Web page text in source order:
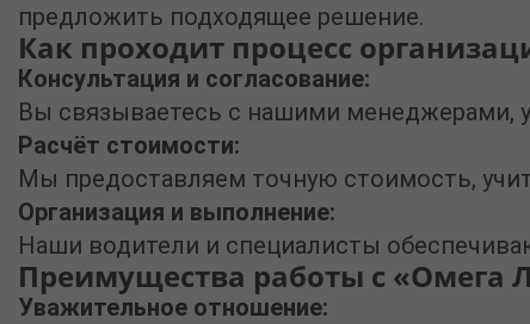
предложить подходящее решение.
Как проходит процесс
Консультация и согласование:
Вы связываетесь с нашими менеджерами,
Расчёт стоимости:
Мы предоставляем точную стоимость,
Организация и выполнение:
Наши водители и специалисты
Преимущества работы с «Омега
Уважительное отношение: